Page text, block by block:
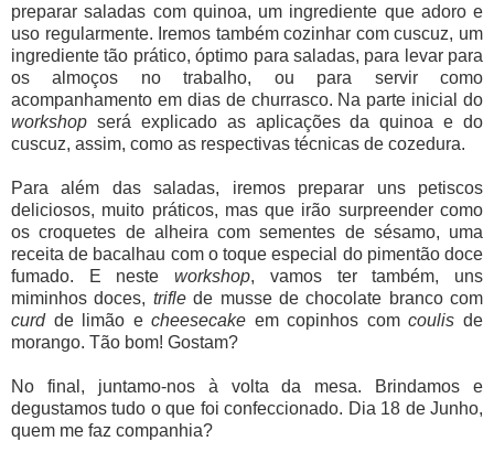
preparar saladas com quinoa, um ingrediente que adoro e
uso regularmente. Iremos também cozinhar com cuscuz, um
ingrediente tão prático, óptimo para saladas, para levar para
os almoços no trabalho, ou para servir como
acompanhamento em dias de churrasco. Na parte inicial do
workshop será explicado as aplicações da quinoa e do
cuscuz, assim, como as respectivas técnicas de cozedura.
Para além das saladas, iremos preparar uns petiscos
deliciosos, muito práticos, mas que irão surpreender como
os croquetes de alheira com sementes de sésamo, uma
receita de bacalhau com o toque especial do pimentão doce
fumado. E nesteworkshop, vamos ter também, uns
miminhos doces, triflede musse de chocolate branco com
curdde limão echeesecake em copinhos comcoulis de
morango. Tão bom! Gostam?
No final, juntamo-nos à volta da mesa. Brindamos e
degustamos tudo o que foi confeccionado. Dia 18 de Junho,
quem me faz companhia?